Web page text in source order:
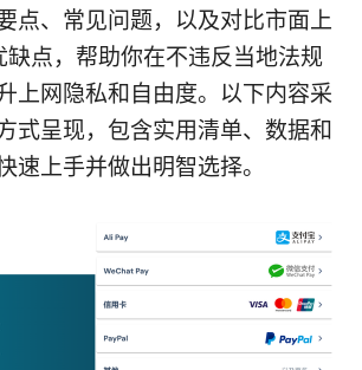
点、常见问题，以及对比市面上
缺点，帮助你在不违反当地法规
上网隐私和自由度。以下内容采
式呈现，包含实用清单、数据和
速上手并做出明智选择。